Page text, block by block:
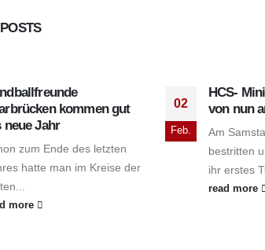
POSTS
kommen gut
neue Jahr
zum Ende des letzten
hatte man im Kreise der
more
02
Feb.
HCS-
von nun
Am
bestritten
ihr erstes
read more